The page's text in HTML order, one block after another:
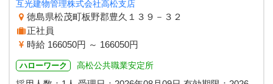
互光建物管理株式会社高松支店
徳島県松茂町板野郡豊久１３９－３２
正社員
時給 166050円 ～ 166050円
ハローワーク 高松公共職業安定所